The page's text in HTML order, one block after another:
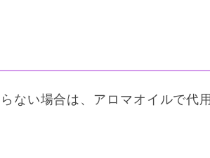
ない場合は、アロマオイルで代